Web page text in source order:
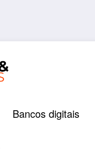
Bancos digitais